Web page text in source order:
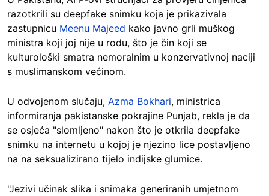
razotkrili su deepfake snimku koja je prikazivala
zastupnicu Meenu Majeed kako javno grli muškog
ministra koji joj nije u rodu, što je čin koji se
kulturološki smatra nemoralnim u konzervativnoj naciji
s muslimanskom većinom.
U odvojenom slučaju, Azma Bokhari, ministrica
informiranja pakistanske pokrajine Punjab, rekla je da
se osjeća "slomljeno" nakon što je otkrila deepfake
snimku na internetu u kojoj je njezino lice postavljeno
na na seksualizirano tijelo indijske glumice.
"Jezivi učinak slika i snimaka generiranih umjetnom